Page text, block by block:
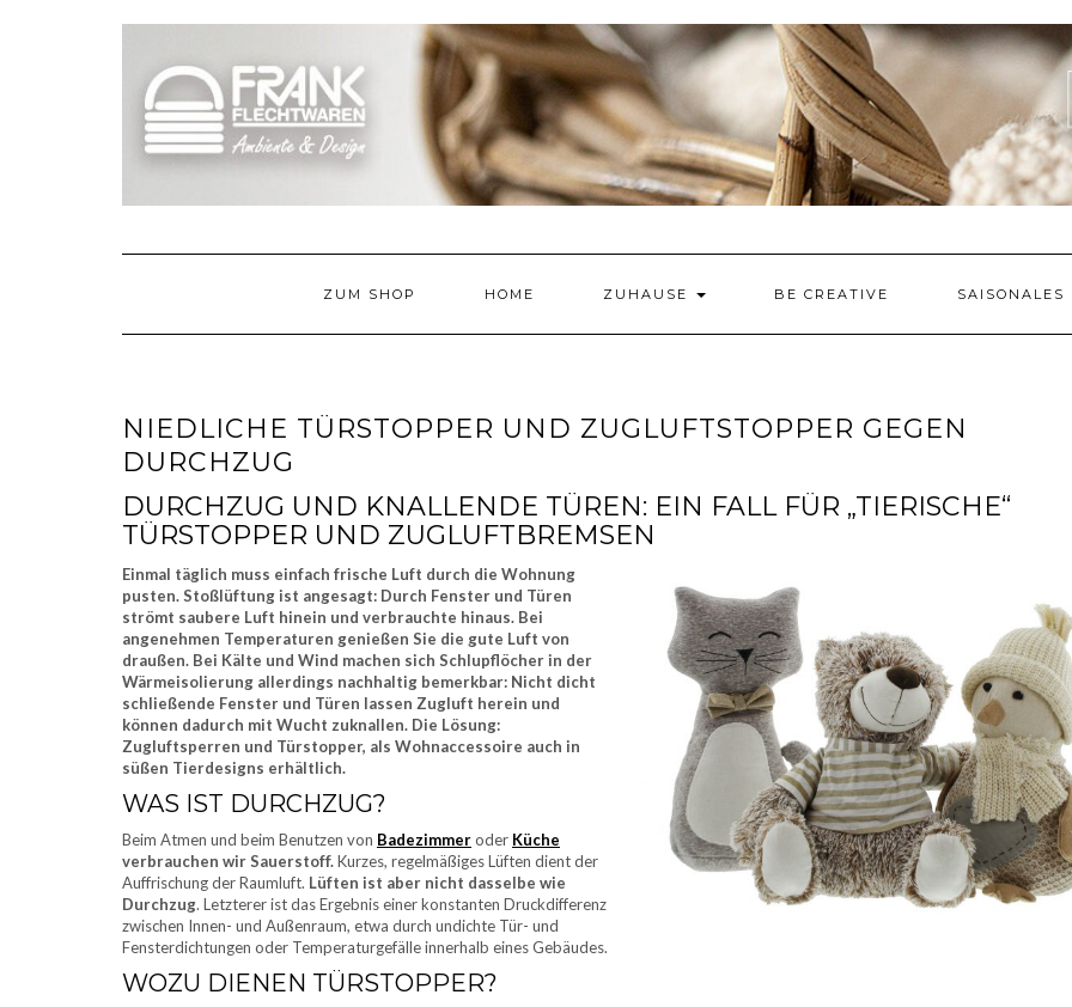
ZUM SHOP HOME ZUHAUSE BE CREATIVE SAISONALES
NIEDLICHE TÜRSTOPPER UND ZUGLUFTSTOPPER GEGEN
DURCHZUG
DURCHZUG UND KNALLENDE TÜREN: EIN FALL FÜR „TIERISCHE“
TÜRSTOPPER UND ZUGLUFTBREMSEN
Einmal täglich muss einfach frische Luft durch die Wohnung
pusten. Stoßlüftung ist angesagt: Durch Fenster und Türen
strömt saubere Luft hinein und verbrauchte hinaus. Bei
angenehmen Temperaturen genießen Sie die gute Luft von
draußen. Bei Kälte und Wind machen sich Schlupflöcher in der
Wärmeisolierung allerdings nachhaltig bemerkbar: Nicht dicht
schließende Fenster und Türen lassen Zugluft herein und
können dadurch mit Wucht zuknallen. Die Lösung:
Zugluftsperren und Türstopper, als Wohnaccessoire auch in
süßen Tierdesigns erhältlich.
WAS IST DURCHZUG?
Beim Atmen und beim Benutzen von Badezimmeroder Küche
verbrauchen wir Sauerstoff.Kurzes, regelmäßiges Lüften dient der
Auffrischung der Raumluft. Lüften ist aber nicht dasselbe wie
Durchzug. Letzterer ist das Ergebnis einer konstanten Druckdifferenz
zwischen Innen- und Außenraum, etwa durch undichte Tür- und
Fensterdichtungen oder Temperaturgefälle innerhalb eines Gebäudes.
WOZU DIENEN TÜRSTOPPER?